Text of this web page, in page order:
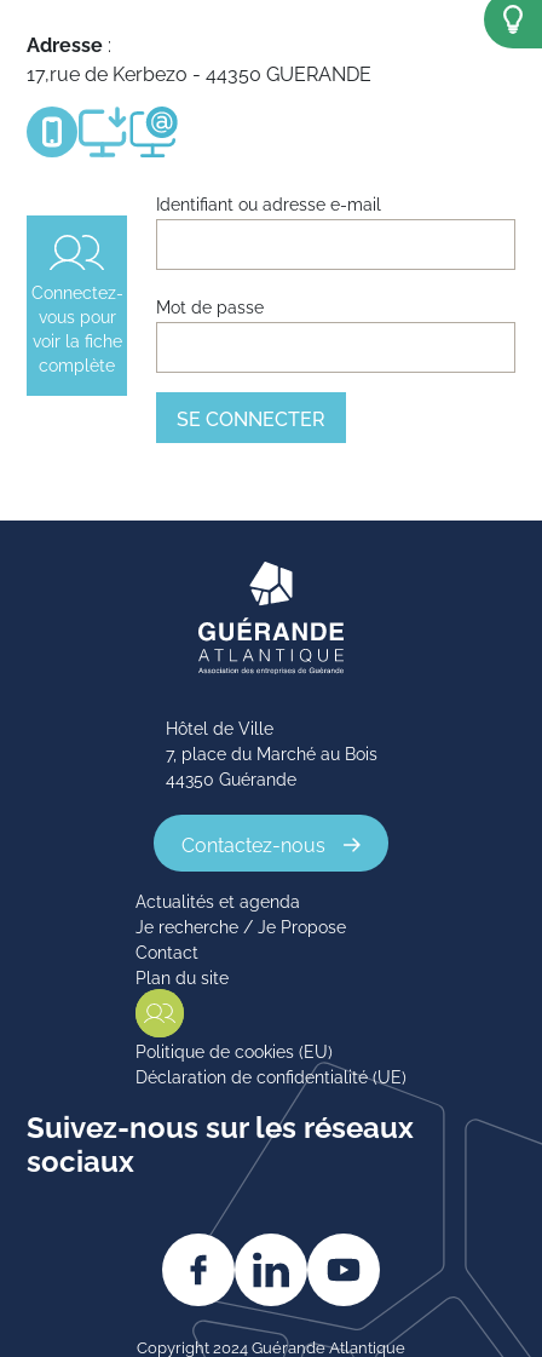
Adresse :
17,rue de Kerbezo - 44350 GUERANDE
Connectez-
vous pour
voir la fiche
complète
Identifiant ou adresse e-mail
Mot de passe
Hôtel de Ville
7, place du Marché au Bois
44350 Guérande
Contactez-nous
Actualités et agenda
Je recherche / Je Propose
Contact
Plan du site
Politique de cookies (EU)
Déclaration de confidentialité (UE)
Suivez-nous sur les réseaux
sociaux
Copyright 2024 Guérande Atlantique